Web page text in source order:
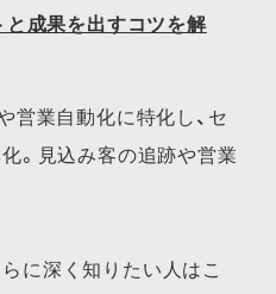
と成果を出すコツを解
営業自動化に特化し、セ
。見込み客の追跡や営業
に​深く​知りたい​人は​こ